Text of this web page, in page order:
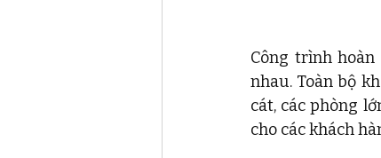
Công trình
nhau. Toàn bộ
cát, các phòng
cho các khách